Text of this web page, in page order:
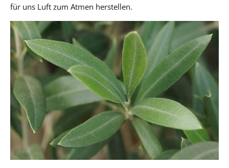
für uns Luft zum Atmen herstellen.